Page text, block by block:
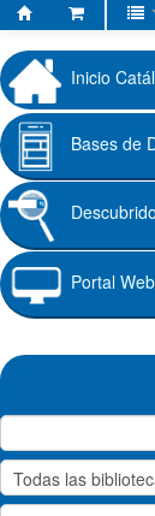
Fundación
Universitaria
Cafam
Inicio
Bases de
Portal Web